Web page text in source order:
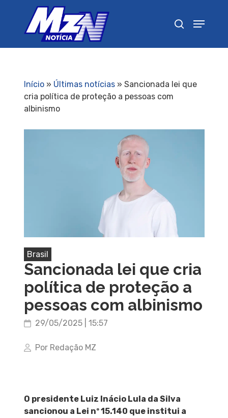
Início» Últimas notícias» Sancionada lei que
cria política de proteção a pessoas com
albinismo
Brasil
Sancionada lei que cria
política de proteção a
pessoas com albinismo
29/05/2025 | 15:57
Por Redação MZ
O presidente Luiz Inácio Lula da Silva
sancionou a Lei nº 15.140 que institui a